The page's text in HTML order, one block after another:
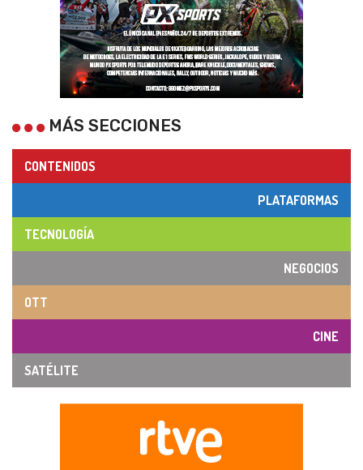
MÁS SECCIONES
CONTENIDOS
PLATAFORMAS
TECNOLOGÍA
NEGOCIOS
OTT
CINE
SATÉLITE